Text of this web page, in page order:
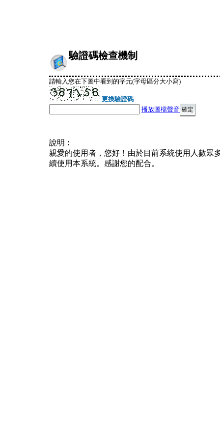
驗證碼檢查機制
請輸入您在下圖中看到的字元(字母區分大小寫)
更換驗證碼
播放圖檔聲音
說明︰
親愛的使用者，您好！由於目前系統使用人數眾
續使用本系統。感謝您的配合。